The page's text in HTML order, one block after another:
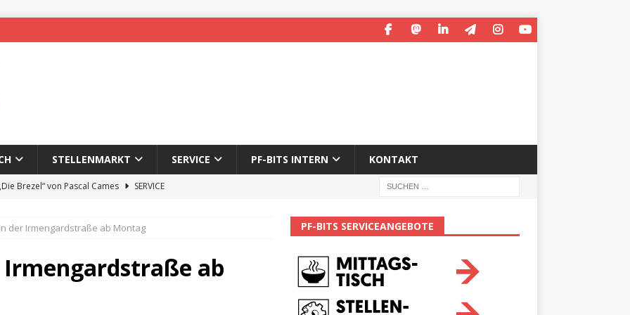
STELLENMARKT SERVICE PF-BITS INTERN KONTAKT
Brezel“ von Pascal Cames
SERVICE
des 65. Fasnetsumzugs Dillweißenstein
PF-BITS INTERN
der Irmengardstraße ab Montag
ab
PF-BITS SERVICEANGEBOTE